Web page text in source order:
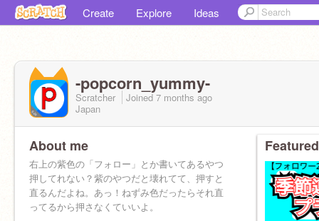
Create Explore Ideas
-popcorn_yummy-
Scratcher Joined7 months ago
Japan
About me
右上の紫色の「フォロー」とか書いてあるやつ
押してれない？紫のやつだと壊れてて、押すと
直るんだよね。あっ！ねずみ色だったらそれ直
ってるから押さなくていいよ。